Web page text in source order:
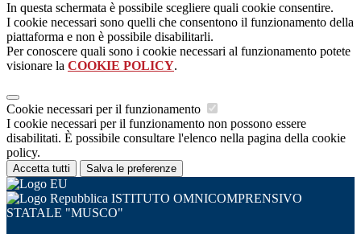
In questa schermata è possibile scegliere quali cookie consentire.
I cookie necessari sono quelli che consentono il funzionamento della
piattaforma e non è possibile disabilitarli.
Per conoscere quali sono i cookie necessari al funzionamento potete
visionare la COOKIE POLICY.
Cookie necessari per il funzionamento
I cookie necessari per il funzionamento non possono essere
disabilitati. È possibile consultare l'elenco nella pagina della cookie
policy.
Accetta tutti Salva le preferenze
ISTITUTO OMNICOMPRENSIVO
STATALE "MUSCO"